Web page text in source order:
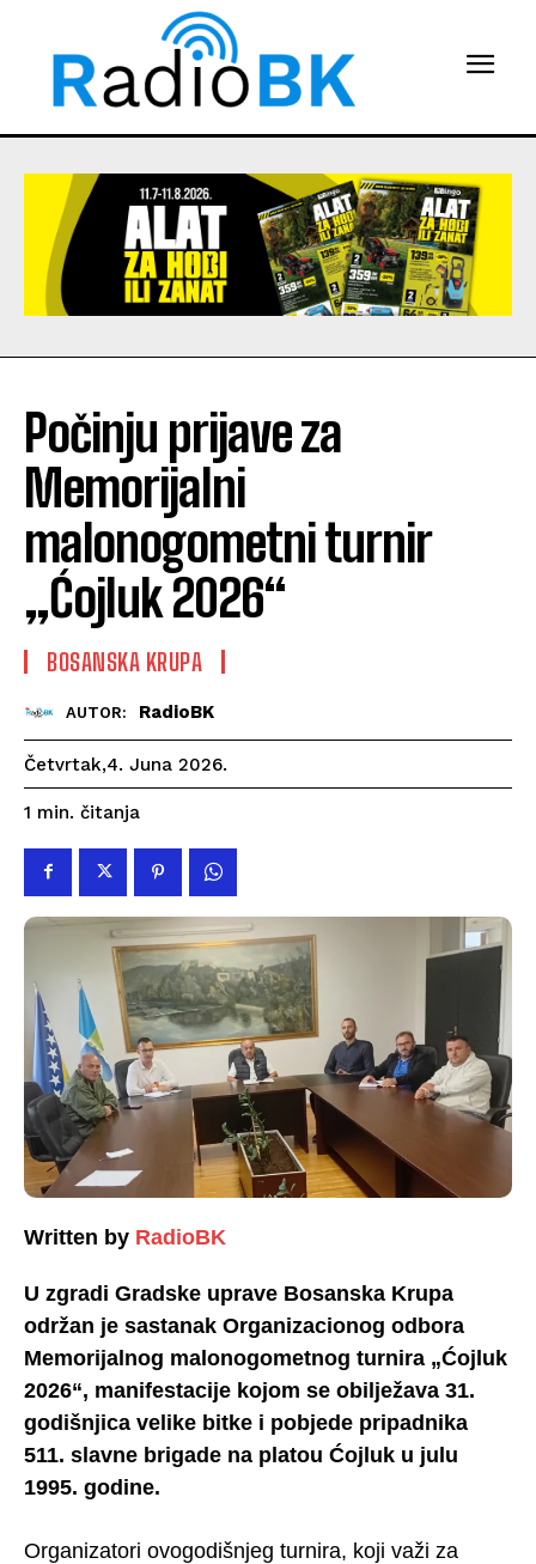
Počinju prijave za
Memorijalni
malonogometni turnir
„Ćojluk 2026“
BOSANSKA KRUPA
AUTOR: RadioBK
Četvrtak,4. Juna 2026.
1 min. čitanja
Written by RadioBK
U zgradi Gradske uprave Bosanska Krupa
održan je sastanak Organizacionog odbora
Memorijalnog malonogometnog turnira „Ćojluk
2026“, manifestacije kojom se obilježava 31.
godišnjica velike bitke i pobjede pripadnika
511. slavne brigade na platou Ćojluk u julu
1995. godine.
Organizatori ovogodišnjeg turnira, koji važi za